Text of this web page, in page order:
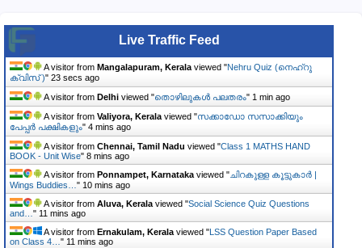
Live Traffic Feed
A visitor from Mangalapuram, Kerala viewed "Nehru Quiz (നെഹ്‌റു
ക്വിസ് )" 24 secs ago
A visitor from Delhi viewed "തൊഴിലുകൾ പലതരം" 1 min ago
A visitor from Valiyora, Kerala viewed "സക്കാഡോ സസാക്കിയും
പേപ്പർ പക്ഷികളും" 4 mins ago
A visitor from Chennai, Tamil Nadu viewed "Class 1 MATHS HAND
BOOK - Unit Wise" 8 mins ago
A visitor from Ponnampet, Karnataka viewed "ചിറകുള്ള കൂട്ടുകാർ |
Wings Buddies… " 10 mins ago
A visitor from Aluva, Kerala viewed "Social Science Quiz Questions
and… " 11 mins ago
A visitor from Ernakulam, Kerala viewed " LSS Question Paper Based
on Class 4… " 11 mins ago